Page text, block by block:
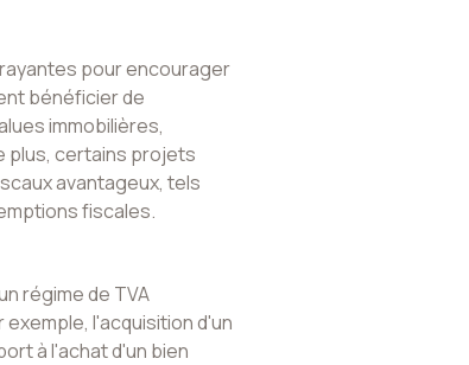
pour encourager
bénéficier de
immobilières,
plus, certains projets
avantageux, tels
fiscales.
régime de TVA
l'acquisition d'un
à l'achat d'un bien